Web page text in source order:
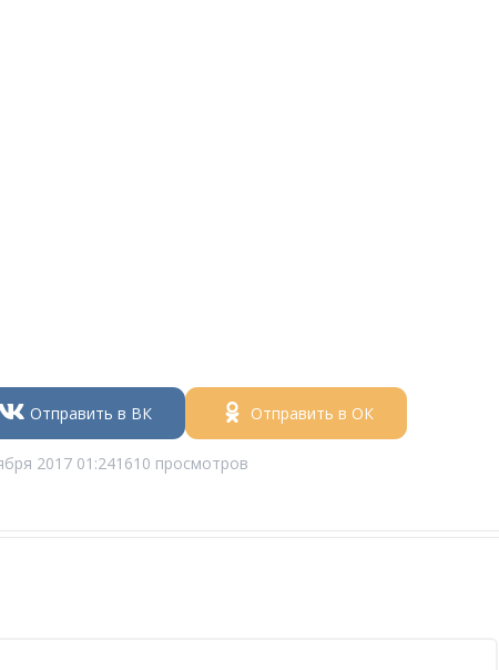
Отправить в ВК Отправить в ОК
2017 01:241610 просмотров